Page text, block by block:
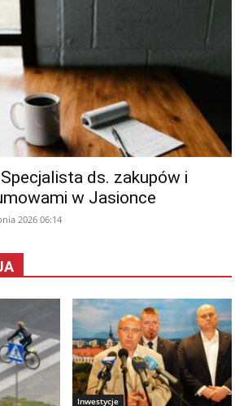
ds. zakupów i
w Jasionce
2026 06:14
Inwestycje